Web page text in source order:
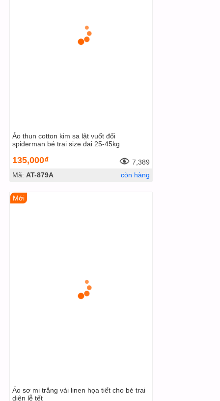
Áo thun cotton kim sa lật vuốt đổi
spiderman bé trai size đại 25-45kg
135,000₫
7,389
Mã: AT-879A còn hàng
Mới
Áo sơ mi trắng vải linen họa tiết cho bé trai
diện lễ tết